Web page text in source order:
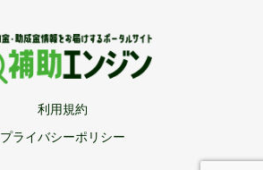
利用規約
プライバシーポリシー